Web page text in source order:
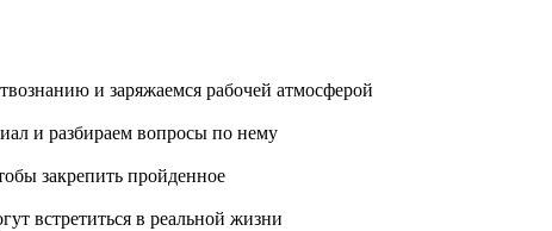
и заряжаемся рабочей атмосферой
и разбираем вопросы по нему
закрепить пройденное
встретиться в реальной жизни